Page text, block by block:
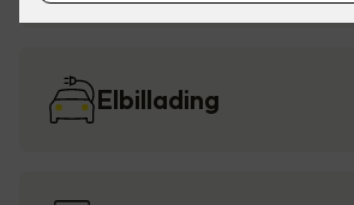
Elbillading